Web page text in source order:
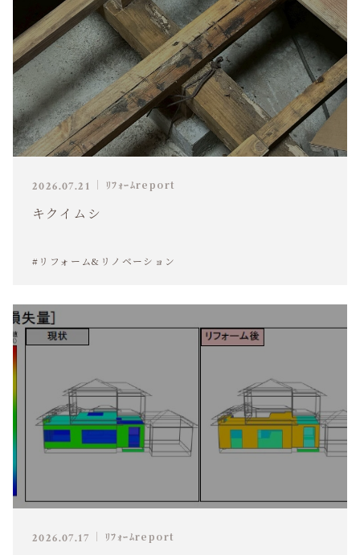
2026.07.21 ﾘﾌｫｰﾑreport
キクイムシ
#リフォーム&リノベーション
2026.07.17 ﾘﾌｫｰﾑreport